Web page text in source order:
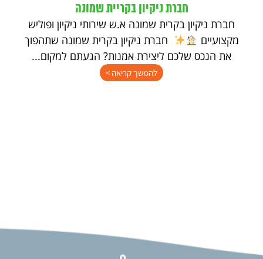
חברת ניקיון בקריית שמונה
חברת ניקיון בקרית שמונה א.ש שירותי ניקיון ופוליש
מקצועיים
חברת ניקיון בקרית שמונה שתהפוך
את הנכס שלכם ליצירת אמנות? הגעתם למקום...
להמשך קריאה >